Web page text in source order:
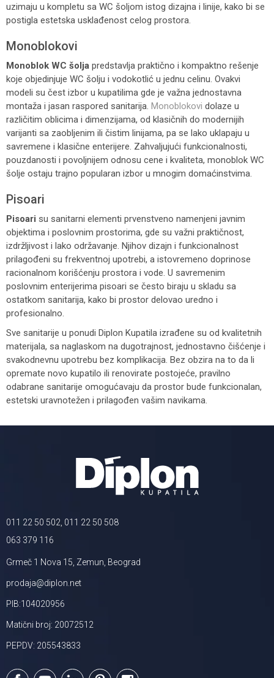
uzimaju u kompletu sa WC šoljom istog dizajna i linije, kako bi se
postigla estetska usklađenost celog prostora.
Monoblokovi
Monoblok WC šolja predstavlja praktično i kompaktno rešenje
koje objedinjuje WC šolju i vodokotlić u jednu celinu. Ovakvi
modeli su čest izbor u kupatilima gde je važna jednostavna
montaža i jasan raspored sanitarija. Monoblokovi dolaze u
različitim oblicima i dimenzijama, od klasičnih do modernijih
varijanti sa zaobljenim ili čistim linijama, pa se lako uklapaju u
savremene i klasične enterijere. Zahvaljujući funkcionalnosti,
pouzdanosti i povoljnijem odnosu cene i kvaliteta, monoblok WC
šolje ostaju trajno popularan izbor u mnogim domaćinstvima.
Pisoari
Pisoari su sanitarni elementi prvenstveno namenjeni javnim
objektima i poslovnim prostorima, gde su važni praktičnost,
izdržljivost i lako održavanje. Njihov dizajn i funkcionalnost
prilagođeni su frekventnoj upotrebi, a istovremeno doprinose
racionalnom korišćenju prostora i vode. U savremenim
poslovnim enterijerima pisoari se često biraju u skladu sa
ostatkom sanitarija, kako bi prostor delovao uredno i
profesionalno.
Sve sanitarije u ponudi Diplon Kupatila izrađene su od kvalitetnih
materijala, sa naglaskom na dugotrajnost, jednostavno čišćenje i
svakodnevnu upotrebu bez komplikacija. Bez obzira na to da li
opremate novo kupatilo ili renovirate postojeće, pravilno
odabrane sanitarije omogućavaju da prostor bude funkcionalan,
estetski uravnotežen i prilagođen vašim navikama.
011 22 50 502, 011 22 50 508
063 379 116
Grmeč 1 Nova 15, Zemun, Beograd
prodaja@diplon.net
PIB:104020956
Matični broj: 20072512
PEPDV: 205543833